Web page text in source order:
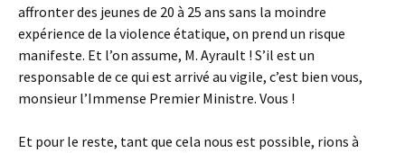
affronter des jeunes de 20 à 25 ans sans la moindre
expérience de la violence étatique, on prend un risque
manifeste. Et l’on assume, M. Ayrault ! S’il est un
responsable de ce qui est arrivé au vigile, c’est bien vous,
monsieur l’Immense Premier Ministre. Vous !
Et pour le reste, tant que cela nous est possible, rions à